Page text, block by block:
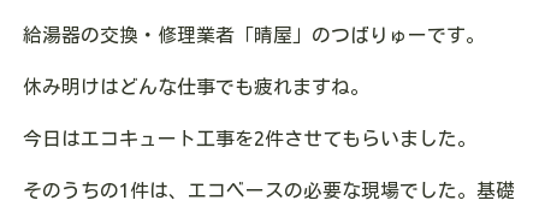
給湯器の交換・修理業者「晴屋」のつばりゅーです。
休み明けはどんな仕事でも疲れますね。
今日はエコキュート工事を2件させてもらいました。
そのうちの1件は、エコベースの必要な現場でした。基礎